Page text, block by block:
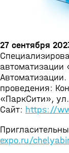
27 сентября
автоматизации
проведения:
«ПаркСити»,
Сайт: https://
expo.ru/